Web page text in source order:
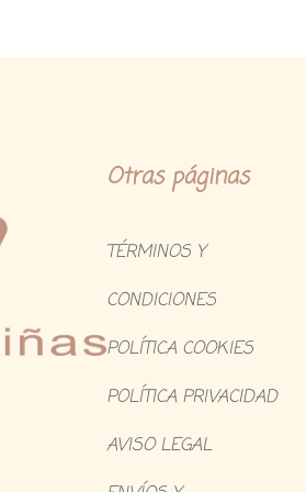
Otras páginas
TÉRMINOS Y
CONDICIONES
POLÍTICA COOKIES
POLÍTICA PRIVACIDAD
AVISO LEGAL